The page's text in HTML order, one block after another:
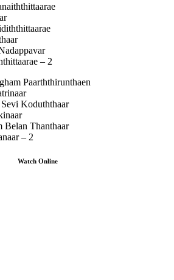
– 2
Paarththirunthaen
Koduththaar
Belan Thanthaar
– 2
Watch Online